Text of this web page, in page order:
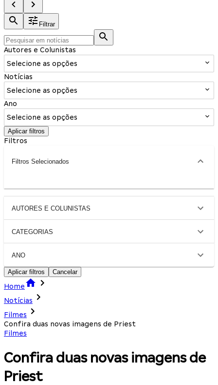
Filtrar
Autores e Colunistas
Selecione as opções
Notícias
Selecione as opções
Ano
Selecione as opções
Aplicar filtros
Filtros
Filtros Selecionados
AUTORES E COLUNISTAS
CATEGORIAS
ANO
Aplicar filtros Cancelar
Home
Notícias
Filmes
Confira duas novas imagens de Priest
Filmes
Confira duas novas imagens de
Priest